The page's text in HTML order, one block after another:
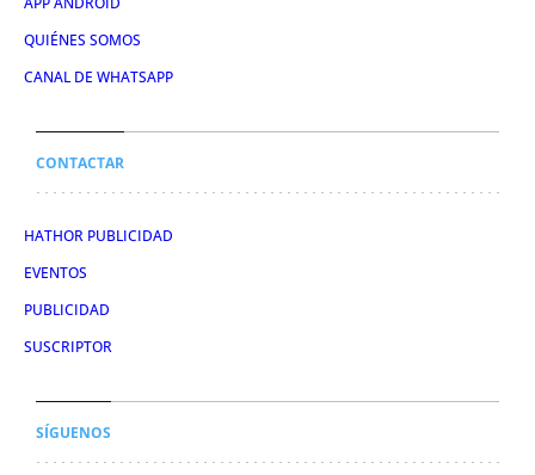
QUIÉNES SOMOS
CANAL DE WHATSAPP
CONTACTAR
HATHOR PUBLICIDAD
EVENTOS
PUBLICIDAD
SUSCRIPTOR
SÍGUENOS